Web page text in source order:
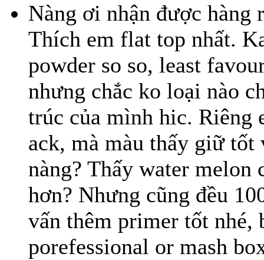
Nàng ơi nhận được
Thích em flat top nhất.
powder so so, least
nhưng chắc ko loại nào
trúc của mình hic. Riêng
ack, mà màu thấy giữ
nàng? Thấy water melon
hơn? Nhưng cũng đều
vấn thêm primer tốt nhé,
porefessional or mash